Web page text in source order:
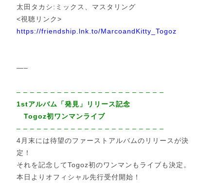
太田タカシ:ミックス、マスタリング
<視聴リンク>
https://friendship.lnk.to/MarcoandKitty_Togoz
—–
– – – – – – – – – – – – – – – – – – – – – –
1stアルバム「発見」リリース記念
Togoz初ワンマンライブ
– – – – – – – – – – – – – – – – – – – – – –
4月末には待望のファーストアルバムのリリースが決
定！
それを記念してTogoz初のワンマンもライブも決定。
本日よりオフィシャル先行受付開始！